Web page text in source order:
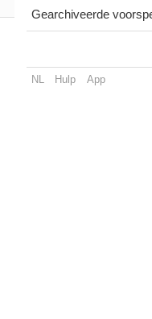
Gearchiveerde
NL Hulp App